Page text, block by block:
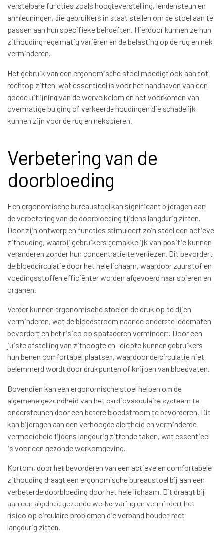
verstelbare functies zoals hoogteverstelling, lendensteun en
armleuningen, die gebruikers in staat stellen om de stoel aan te
passen aan hun specifieke behoeften. Hierdoor kunnen ze hun
zithouding regelmatig variëren en de belasting op de rug en nek
verminderen.
Het gebruik van een ergonomische stoel moedigt ook aan tot
rechtop zitten, wat essentieel is voor het handhaven van een
goede uitlijning van de wervelkolom en het voorkomen van
overmatige buiging of verkeerde houdingen die schadelijk
kunnen zijn voor de rug en nekspieren.
Verbetering van de
doorbloeding
Een ergonomische bureaustoel kan significant bijdragen aan
de verbetering van de doorbloeding tijdens langdurig zitten.
Door zijn ontwerp en functies stimuleert zo’n stoel een actieve
zithouding, waarbij gebruikers gemakkelijk van positie kunnen
veranderen zonder hun concentratie te verliezen. Dit bevordert
de bloedcirculatie door het hele lichaam, waardoor zuurstof en
voedingsstoffen efficiënter worden afgevoerd naar spieren en
organen.
Verder kunnen ergonomische stoelen de druk op de dijen
verminderen, wat de bloedstroom naar de onderste ledematen
bevordert en het risico op spataderen vermindert. Door een
juiste afstelling van zithoogte en -diepte kunnen gebruikers
hun benen comfortabel plaatsen, waardoor de circulatie niet
belemmerd wordt door drukpunten of knijpen van bloedvaten.
Bovendien kan een ergonomische stoel helpen om de
algemene gezondheid van het cardiovasculaire systeem te
ondersteunen door een betere bloedstroom te bevorderen. Dit
kan bijdragen aan een verhoogde alertheid en verminderde
vermoeidheid tijdens langdurig zittende taken, wat essentieel
is voor een gezonde werkomgeving.
Kortom, door het bevorderen van een actieve en comfortabele
zithouding draagt een ergonomische bureaustoel bij aan een
verbeterde doorbloeding door het hele lichaam. Dit draagt bij
aan een algehele gezonde werkervaring en vermindert het
risico op circulaire problemen die verband houden met
langdurig zitten.